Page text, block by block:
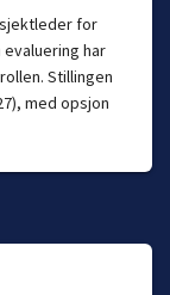
for
evaluering har
Stillingen
med opsjon